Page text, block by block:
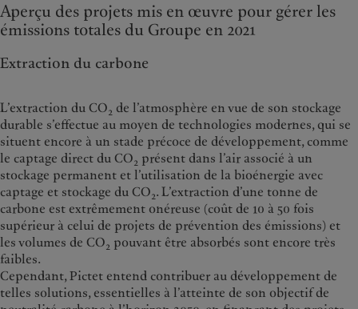
Aperçu des projets mis en œuvre pour gérer les
émissions totales du Groupe en 2021
Extraction du carbone
L’extraction du CO2 de l’atmosphère en vue de son stockage
durable s’effectue au moyen de technologies modernes, qui se
situent encore à un stade précoce de développement, comme
le captage direct du CO2 présent dans l’air associé à un
stockage permanent et l’utilisation de la bioénergie avec
captage et stockage du CO2. L’extraction d’une tonne de
carbone est extrêmement onéreuse (coût de 10 à 50 fois
supérieur à celui de projets de prévention des émissions) et
les volumes de CO2 pouvant être absorbés sont encore très
faibles.
Cependant, Pictet entend contribuer au développement de
telles solutions, essentielles à l’atteinte de son objectif de